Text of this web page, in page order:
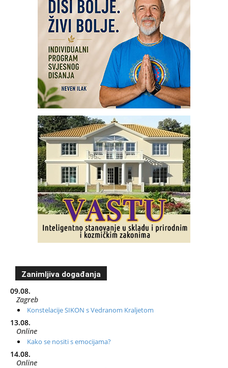
Zanimljiva događanja
09.08.
Zagreb
Konstelacije SIKON s Vedranom Kraljetom
13.08.
Online
Kako se nositi s emocijama?
14.08.
Online